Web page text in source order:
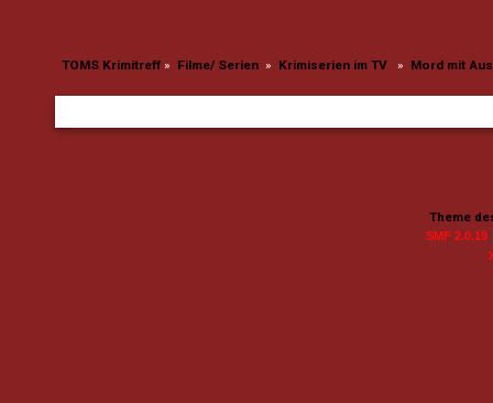
TOMS Krimitreff» Filme/ Serien » Krimiserien im TV » Mord mit
Theme
SMF 2.0.19